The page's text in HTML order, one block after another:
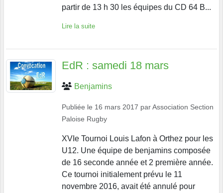
partir de 13 h 30 les équipes du CD 64 B...
Lire la suite
EdR : samedi 18 mars
Benjamins
Publiée le 16 mars 2017 parAssociation Section
Paloise Rugby
XVIe Tournoi Louis Lafon à Orthez pour les
U12. Une équipe de benjamins composée
de 16 seconde année et 2 première année.
Ce tournoi initialement prévu le 11
novembre 2016, avait été annulé pour